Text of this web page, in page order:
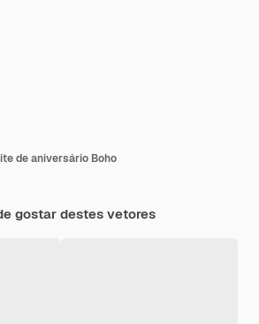
de aniversário Boho
gostar destes vetores